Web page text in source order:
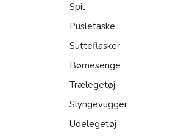
Spil
Pusletaske
Sutteflasker
Børnesenge
Trælegetøj
Slyngevugger
Udelegetøj